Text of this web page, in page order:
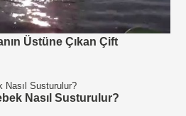
Üstüne Çıkan Çift
Nasıl Susturulur?